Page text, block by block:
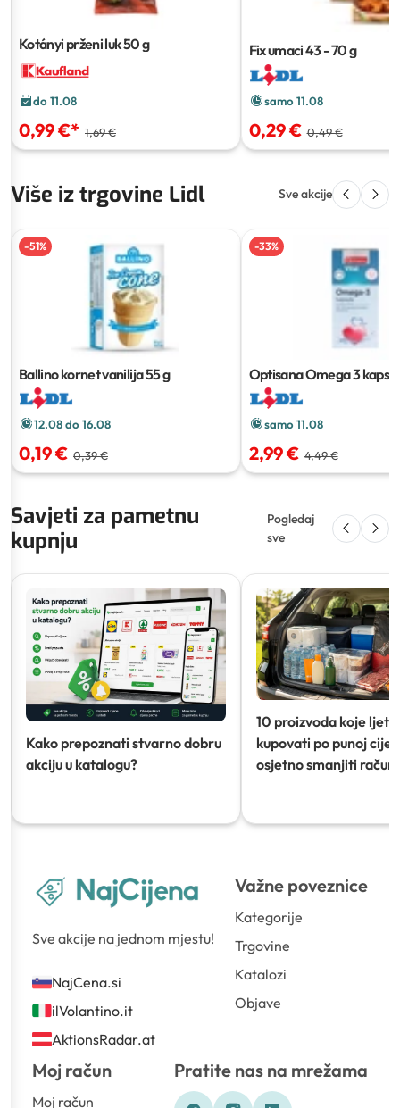
Kotányi prženi luk50 g
do 11.08
0,99 €* 1,69 €
Fix umaci43 - 70 g
samo 11.08
0,29 € 0,49 €
Više iz trgovine Lidl Sve akcije
-51%
Ballino kornet vanilija55 g
12.08 do 16.08
0,19 € 0,39 €
-33%
Optisana Omega 3
samo 11.08
2,99 € 4,49 €
Savjeti za pametnu
kupnju
Pogledaj
sve
Kako prepoznati stvarno dobru
akciju u katalogu?
10 proizvoda koje ljeti
kupovati po punoj
osjetno smanjiti račun)
Sve akcije na jednom mjestu!
NajCena.si
ilVolantino.it
AktionsRadar.at
Važne poveznice
Kategorije
Trgovine
Katalozi
Objave
Moj račun
Moj račun
Pratite nas na mrežama